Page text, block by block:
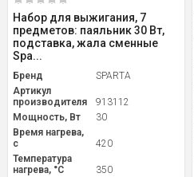
Набор для выжигания, 7
предметов: паяльник 30 Вт,
подставка, жала сменные
Spa...
Бренд
SPARTA
Артикул
производителя
913112
Мощность, Вт
30
Время нагрева,
с
420
Температура
нагрева, °С
350